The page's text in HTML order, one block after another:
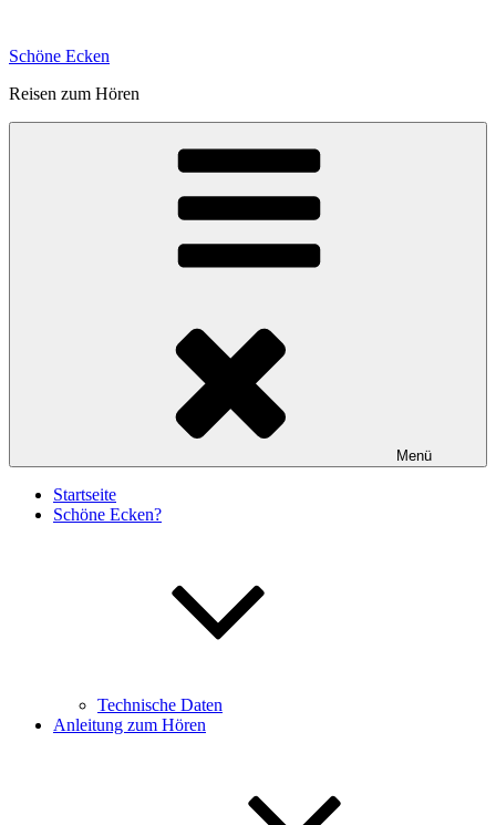
springen
Schöne Ecken
Reisen zum Hören
Menü
Startseite
Schöne Ecken?
Technische Daten
Anleitung zum Hören